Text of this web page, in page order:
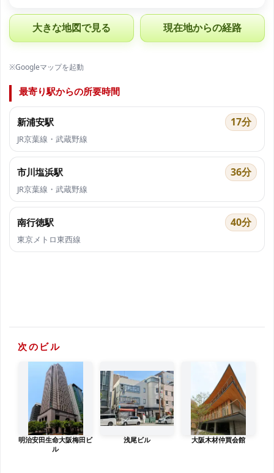
大きな地図で見る 現在地からの経路
※Googleマップを起動
最寄り駅からの所要時間
新浦安駅 17分
JR京葉線・武蔵野線
市川塩浜駅 36分
JR京葉線・武蔵野線
南行徳駅 40分
東京メトロ東西線
次のビル
明治安田生命大阪梅田ビ
ル
浅尾ビル 大阪木材仲買会館